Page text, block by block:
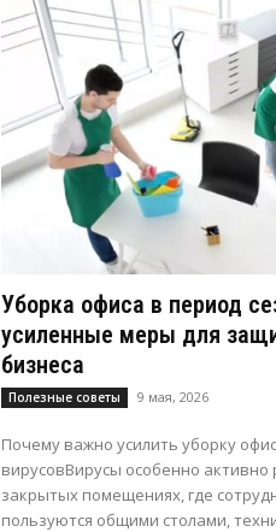
Уборка офиса в период
усиленные меры для
бизнеса
Полезные советы 9 мая, 2026
Почему важно усилить уборку
вирусовВирусы особенно активно
закрытых помещениях, где
пользуются общими столами,